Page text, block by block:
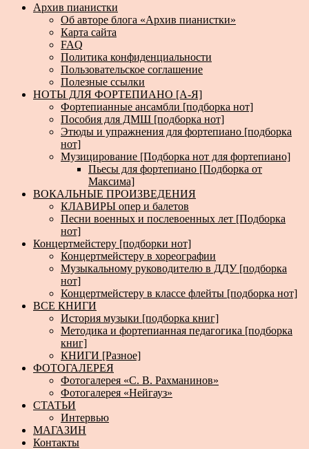
Архив пианистки
Об авторе блога «Архив пианистки»
Карта сайта
FAQ
Политика конфиденциальности
Пользовательское соглашение
Полезные ссылки
НОТЫ ДЛЯ ФОРТЕПИАНО [А-Я]
Фортепианные ансамбли [подборка нот]
Пособия для ДМШ [подборка нот]
Этюды и упражнения для фортепиано [подборка
нот]
Музицирование [Подборка нот для фортепиано]
Пьесы для фортепиано [Подборка от
Максима]
ВОКАЛЬНЫЕ ПРОИЗВЕДЕНИЯ
КЛАВИРЫ опер и балетов
Песни военных и послевоенных лет [Подборка
нот]
Концертмейстеру [подборки нот]
Концертмейстеру в хореографии
Музыкальному руководителю в ДДУ [подборка
нот]
Концертмейстеру в классе флейты [подборка нот]
ВСЕ КНИГИ
История музыки [подборка книг]
Методика и фортепианная педагогика [подборка
книг]
КНИГИ [Разное]
ФОТОГАЛЕРЕЯ
Фотогалерея «С. В. Рахманинов»
Фотогалерея «Нейгауз»
СТАТЬИ
Интервью
МАГАЗИН
Контакты